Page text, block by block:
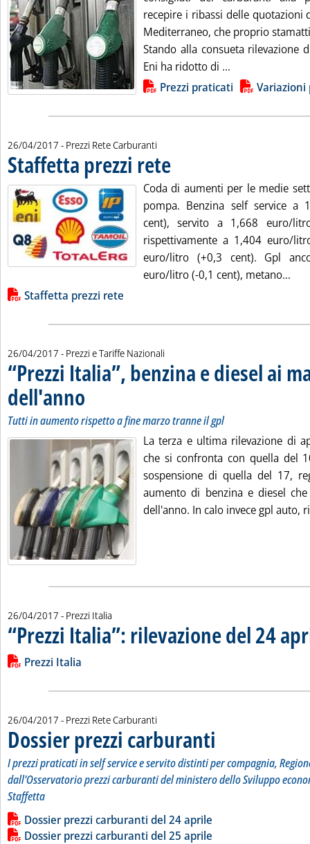
recepire i ribassi delle
Mediterraneo, che proprio
Stando alla consueta rilevazione
Eni ha ridotto di ...
Lista allegati PDF alla notiziaPrezzi praticati Variazioni
26/04/2017 - Prezzi Rete Carburanti
Staffetta prezzi rete
Coda di aumenti per le medie
pompa. Benzina self service a
cent), servito a 1,668 euro/
rispettivamente a 1,404 euro/
euro/litro (+0,3 cent). Gpl
euro/litro (-0,1 cent), metano...
Lista allegati PDF alla notizia
Staffetta prezzi rete
26/04/2017 - Prezzi e Tariffe Nazionali
“Prezzi Italia”, benzina e diesel ai
dell'anno
Tutti in aumento rispetto a fine marzo tranne il gpl
La terza e ultima rilevazione di
che si confronta con quella del
sospensione di quella del 17,
aumento di benzina e diesel
dell'anno. In calo invece gpl auto,
26/04/2017 - Prezzi Italia
“Prezzi Italia”: rilevazione del 24
Leggi tutta la notizia: '“Prezzi Italia”: rilevazione del 24
Lista allegati PDF alla notizia
Prezzi Italia
26/04/2017 - Prezzi Rete Carburanti
Dossier prezzi carburanti
I prezzi praticati in self service e servito distinti per compagnia,
dall'Osservatorio prezzi carburanti del ministero dello Sviluppo
Staffetta
Leggi tutta la notizia: 'Dossier prezzi carburanti'
Lista allegati PDF alla notizia
Dossier prezzi carburanti del 24 aprile
Dossier prezzi carburanti del 25 aprile